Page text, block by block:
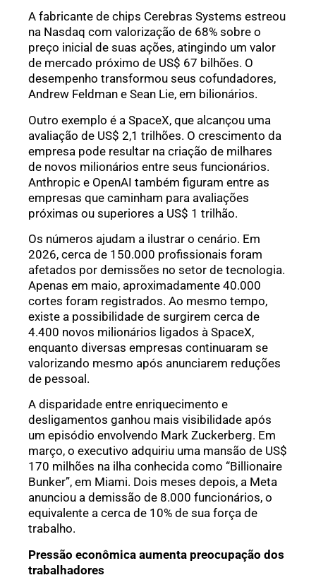
A fabricante de chips Cerebras Systems estreou
na Nasdaq com valorização de 68% sobre o
preço inicial de suas ações, atingindo um valor
de mercado próximo de US$ 67 bilhões. O
desempenho transformou seus cofundadores,
Andrew Feldman e Sean Lie, em bilionários.
Outro exemplo é a SpaceX, que alcançou uma
avaliação de US$ 2,1 trilhões. O crescimento da
empresa pode resultar na criação de milhares
de novos milionários entre seus funcionários.
Anthropic e OpenAI também figuram entre as
empresas que caminham para avaliações
próximas ou superiores a US$ 1 trilhão.
Os números ajudam a ilustrar o cenário. Em
2026, cerca de 150.000 profissionais foram
afetados por demissões no setor de tecnologia.
Apenas em maio, aproximadamente 40.000
cortes foram registrados. Ao mesmo tempo,
existe a possibilidade de surgirem cerca de
4.400 novos milionários ligados à SpaceX,
enquanto diversas empresas continuaram se
valorizando mesmo após anunciarem reduções
de pessoal.
A disparidade entre enriquecimento e
desligamentos ganhou mais visibilidade após
um episódio envolvendo Mark Zuckerberg. Em
março, o executivo adquiriu uma mansão de US$
170 milhões na ilha conhecida como “Billionaire
Bunker”, em Miami. Dois meses depois, a Meta
anunciou a demissão de 8.000 funcionários, o
equivalente a cerca de 10% de sua força de
trabalho.
Pressão econômica aumenta preocupação dos
trabalhadores